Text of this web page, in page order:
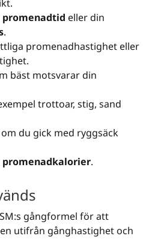
promenadtid eller din
.
promenadhastighet eller
bäst motsvarar din
trottoar, stig, sand
du gick med ryggsäck
promenadkalorier.
gångformel för att
utifrån gånghastighet och